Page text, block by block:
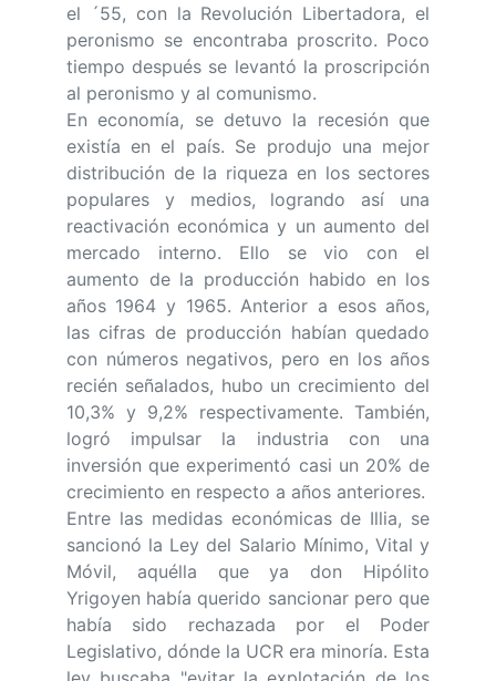
el ´55, con la Revolución Libertadora, el
peronismo se encontraba proscrito. Poco
tiempo después se levantó la proscripción
al peronismo y al comunismo.
En economía, se detuvo la recesión que
existía en el país. Se produjo una mejor
distribución de la riqueza en los sectores
populares y medios, logrando así una
reactivación económica y un aumento del
mercado interno. Ello se vio con el
aumento de la producción habido en los
años 1964 y 1965. Anterior a esos años,
las cifras de producción habían quedado
con números negativos, pero en los años
recién señalados, hubo un crecimiento del
10,3% y 9,2% respectivamente. También,
logró impulsar la industria con una
inversión que experimentó casi un 20% de
crecimiento en respecto a años anteriores.
Entre las medidas económicas de Illia, se
sancionó la Ley del Salario Mínimo, Vital y
Móvil, aquélla que ya don Hipólito
Yrigoyen había querido sancionar pero que
había sido rechazada por el Poder
Legislativo, dónde la UCR era minoría. Esta